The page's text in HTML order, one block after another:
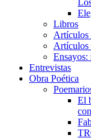
Libros
Artículos
Artículos
Ensayos:
Entrevistas
Obra Poética
El